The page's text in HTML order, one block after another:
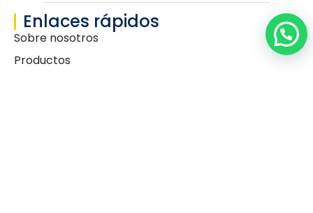
Enlaces rápidos
Sobre nosotros
Productos